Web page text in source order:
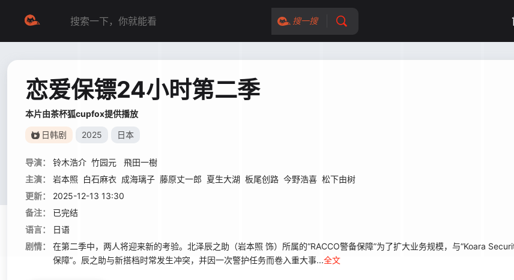
搜一搜
恋爱保镖24小时第二季
本片由茶杯狐cupfox提供播放
日韩剧 2025 日本
导演： 铃木浩介 竹园元
飛田一樹
主演：
岩本照 白石麻衣 成海璃子 藤原丈一郎 夏生大湖 板尾创路 今野浩喜 松下由树
更新：
2025-12-13 13:30
备注：
已完结
语言：
日语
剧情：
在第二季中，两人将迎来新的考验。北泽辰之助（岩本照 饰）所属的“RACCO警备保障”为了扩大业务规模，与“Koara
保障”。辰之助与新搭档时常发生冲突，并因一次警护任务而卷入重大事...全文